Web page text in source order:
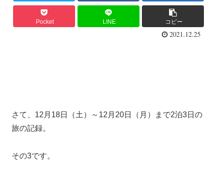
Pocket LINE コピー
2021.12.25
さて、12月18日（土）～12月20日（月）まで2泊3日の
旅の記録。
その3です。